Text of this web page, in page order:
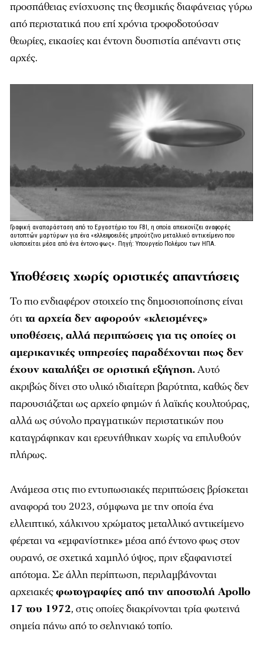
προσπάθειας ενίσχυσης της θεσμικής διαφάνειας γύρω
από περιστατικά που επί χρόνια τροφοδοτούσαν
θεωρίες, εικασίες και έντονη δυσπιστία απέναντι στις
αρχές.
Γραφική αναπαράσταση από το Εργαστήριο του FBI, η οποία απεικονίζει αναφορές
αυτοπτών μαρτύρων για ένα «ελλειψοειδές μπρούτζινο μεταλλικό αντικείμενο που
υλοποιείται μέσα από ένα έντονο φως». Πηγή: Υπουργείο Πολέμου των ΗΠΑ.
Υποθέσεις χωρίς οριστικές απαντήσεις
Το πιο ενδιαφέρον στοιχείο της δημοσιοποίησης είναι
ότι τα αρχεία δεν αφορούν «κλεισμένες»
υποθέσεις, αλλά περιπτώσεις για τις οποίες οι
αμερικανικές υπηρεσίες παραδέχονται πως δεν
έχουν καταλήξει σε οριστική εξήγηση.Αυτό
ακριβώς δίνει στο υλικό ιδιαίτερη βαρύτητα, καθώς δεν
παρουσιάζεται ως αρχείο φημών ή λαϊκής κουλτούρας,
αλλά ως σύνολο πραγματικών περιστατικών που
καταγράφηκαν και ερευνήθηκαν χωρίς να επιλυθούν
πλήρως.
Ανάμεσα στις πιο εντυπωσιακές περιπτώσεις βρίσκεται
αναφορά του 2023, σύμφωνα με την οποία ένα
ελλειπτικό, χάλκινου χρώματος μεταλλικό αντικείμενο
φέρεται να «εμφανίστηκε» μέσα από έντονο φως στον
ουρανό, σε σχετικά χαμηλό ύψος, πριν εξαφανιστεί
απότομα. Σε άλλη περίπτωση, περιλαμβάνονται
αρχειακέςφωτογραφίες από την αποστολή Apollo
17 του 1972, στις οποίες διακρίνονται τρία φωτεινά
σημεία πάνω από το σεληνιακό τοπίο.